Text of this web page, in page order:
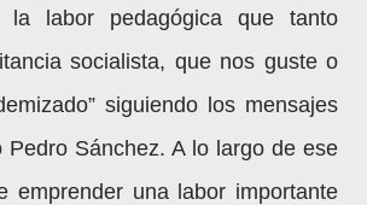
la labor pedagógica que tanto
socialista, que nos guste o
siguiendo los mensajes
Pedro Sánchez. A lo largo de ese
emprender una labor importante